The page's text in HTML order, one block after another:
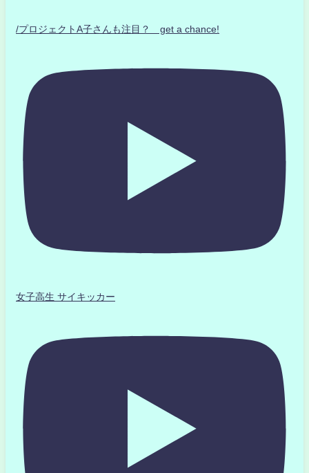
/プロジェクトA子さんも注目？ get a chance!
女子高生 サイキッカー